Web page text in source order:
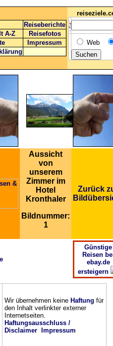
Reiseberichte
A-Z
Reisefotos
Impressum
Web
Aussicht
von
unserem
Zimmer im
Hotel
Kronthaler
Bildnummer:
1
Zurück
Günstige
Reisen
ebay.de
ersteigern
Wir übernehmen keine Haftung für
den Inhalt verlinkter externer
Internetseiten.
Haftungsausschluss /
Disclaimer
Impressum